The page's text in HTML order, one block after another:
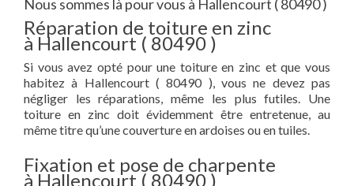
Nous sommes là pour vous à Hallencourt ( 80490 )
Réparation de toiture en zinc
à Hallencourt ( 80490 )
Si vous avez opté pour une toiture en zinc et que vous
habitez à Hallencourt ( 80490 ), vous ne devez pas
négliger les réparations, même les plus futiles. Une
toiture en zinc doit évidemment être entretenue, au
même titre qu’une couverture en ardoises ou en tuiles.
Fixation et pose de charpente
à Hallencourt ( 80490 )